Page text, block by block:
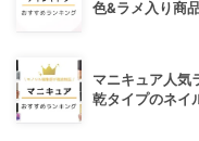
色&ラメ入り商
マニキュア人気
乾タイプのネイ